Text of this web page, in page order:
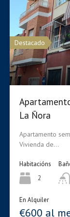
€400
Destacado
Se alquila
trastero en…
La Ñora
Apartamento
Vivienda de…
Habitacións
2
En Alquiler
€600 al